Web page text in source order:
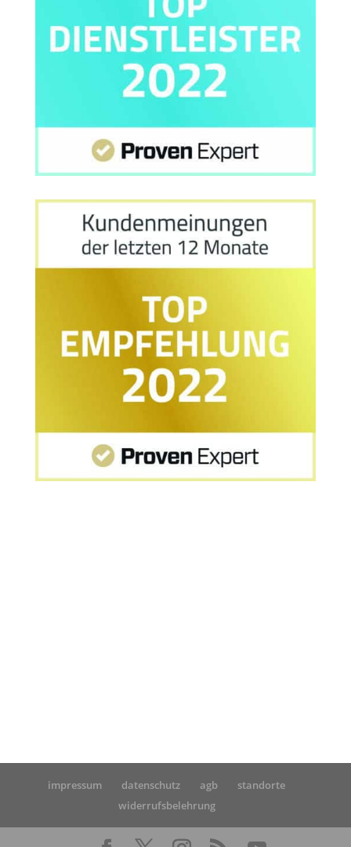
impressum datenschutz agb
standorte
widerrufsbelehrung